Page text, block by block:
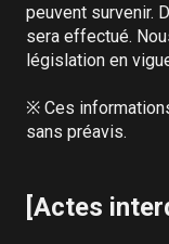
peuvent survenir.
sera effectué.
législation en
※ Ces
sans préavis.
[Actes